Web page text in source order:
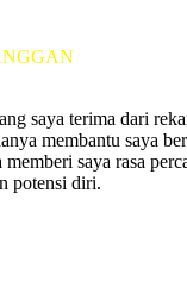
saya terima dari
membantu saya
saya rasa
potensi diri.